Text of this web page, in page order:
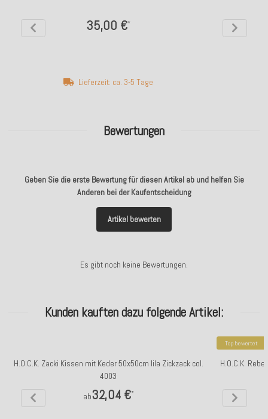
Bewertungen
Geben Sie die erste Bewertung für diesen Artikel ab und helfen Sie
Anderen bei der Kaufentscheidung
Artikel bewerten
Es gibt noch keine Bewertungen.
35,00 €*
Lieferzeit: ca. 3-5 Tage
Kunden kauften dazu folgende Artikel:
H.O.C.K. Zacki Kissen mit Keder 50x50cm lila Zickzack col.
4003
ab32,04 €*
Top bewertet
H.O.C.K.